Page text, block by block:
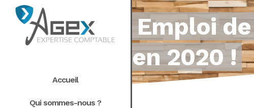
Accueil
Qui sommes-nous ?
Emploi
en 2020 !